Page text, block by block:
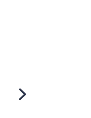
Scroll